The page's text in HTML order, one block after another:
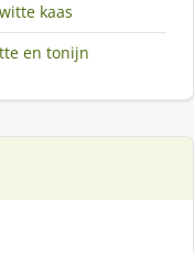
kaas
en tonijn